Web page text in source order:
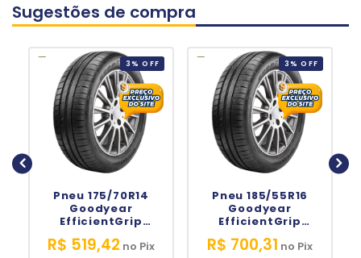
Sugestões de compra
3% OFF
Pneu 175/70R14
Goodyear
EfficientGrip
Performance 88T
R$ 519,42 no Pix
3% OFF
Pneu 185/55R16
Goodyear
EfficientGrip
Performance 83V
R$ 700,31 no Pix